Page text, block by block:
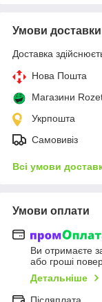
Умови доставки
Доставка
Нова Пошта
Магазини
Укрпошта
Самовивіз
Всі умови
Умови оплати
Ви отримаєте
або гроші
Детальніше